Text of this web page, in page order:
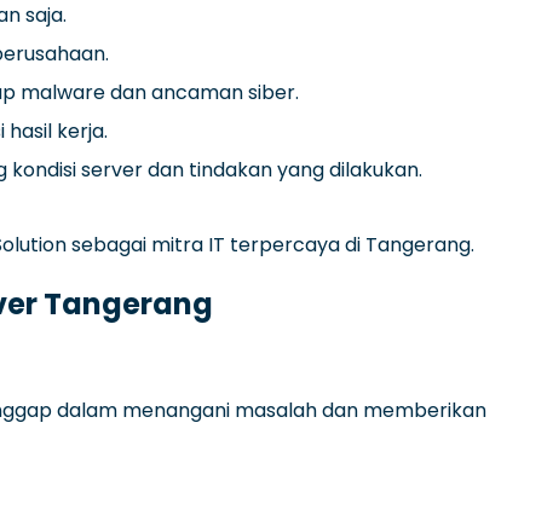
saja.
malware dan ancaman siber.
kerja.
server dan tindakan yang dilakukan.
sebagai mitra IT terpercaya di Tangerang.
Tangerang
dalam menangani masalah dan memberikan